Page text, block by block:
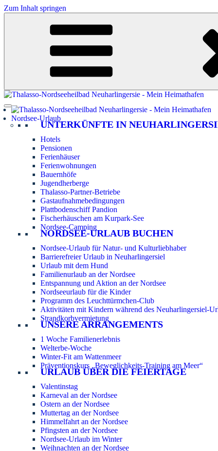
Zum Inhalt springen
Nordsee-Urlaub
UNTERKÜNFTE IN
Hotels
Pensionen
Ferienhäuser
Ferienwohnungen
Bauernhöfe
Jugendherberge
Thalasso-Partner-Betriebe
Gastaufnahmebedingungen
Plattbodenschiff Pandion
Fischerhäuschen am Kurpark-See
Nordsee-Camping
NORDSEE-URLAUB BUCHEN
Nordsee-Urlaub für Natur- und Kulturliebhaber
Barrierefreier Urlaub in Neuharlingersiel
Urlaub mit dem Hund
Familienurlaub an der Nordsee
Entspannung und Aktion an der Nordsee
Nordseeurlaub für die Kinder
Programm des Leuchttürmchen-Club
Aktivitäten mit Kindern während des Neuharlingersiel-
Strandkorbvermietung
UNSERE ARRANGEMENTS
1 Woche Familienerlebnis
Welterbe-Woche
Winter-Fit am Wattenmeer
Präventionskurs „Beweglichkeits-Training am Meer“
URLAUB ÜBER DIE FEIERTAGE
Valentinstag
Karneval an der Nordsee
Ostern an der Nordsee
Muttertag an der Nordsee
Himmelfahrt an der Nordsee
Pfingsten an der Nordsee
Nordsee-Urlaub im Winter
Weihnachten an der Nordsee